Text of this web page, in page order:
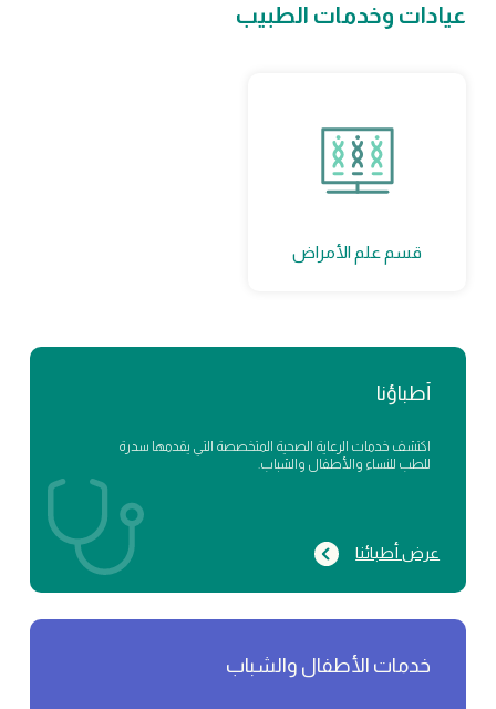
عيادات وخدمات الطبيب
قسم علم الأمراض
أطباؤنا
اكتشف خدمات الرعاية الصحية المتخصصة التي يقدمها سدرة
للطب للنساء والأطفال والشباب.
عرض أطبائنا
خدمات الأطفال والشباب